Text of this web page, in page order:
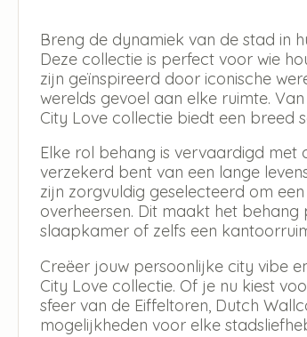
Breng de dynamiek van de stad in
Deze collectie is perfect voor wie
zijn geïnspireerd door iconische
werelds gevoel aan elke ruimte.
City Love collectie biedt een breed
Elke rol behang is vervaardigd
verzekerd bent van een lange
zijn zorgvuldig geselecteerd om
overheersen. Dit maakt het
slaapkamer of zelfs een
Creëer jouw persoonlijke city vibe
City Love collectie. Of je nu kiest
sfeer van de Eiffeltoren, Dutch
mogelijkheden voor elke